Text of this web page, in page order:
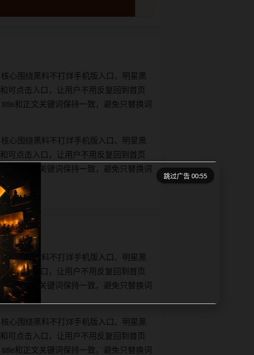
心围绕黑料不打烊手机版入口、明星黑
可点击入口，让用户不用反复回到首页
和正文关键词保持一致，避免只替换词
心围绕黑料不打烊手机版入口、明星黑
可点击入口，让用户不用反复回到首页
和正文关键词保持一致，避免只替换词
心围绕黑料不打烊手机版入口、明星黑
可点击入口，让用户不用反复回到首页
和正文关键词保持一致，避免只替换词
心围绕黑料不打烊手机版入口、明星黑
可点击入口，让用户不用反复回到首页
和正文关键词保持一致，避免只替换词
跳过广告 00:55